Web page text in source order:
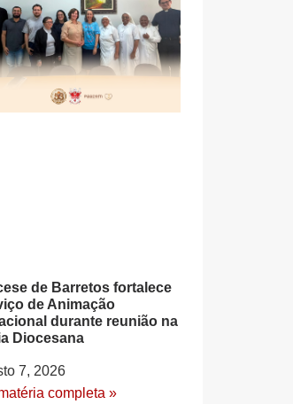
de Barretos fortalece
de Animação
durante reunião na
Diocesana
7, 2026
completa »